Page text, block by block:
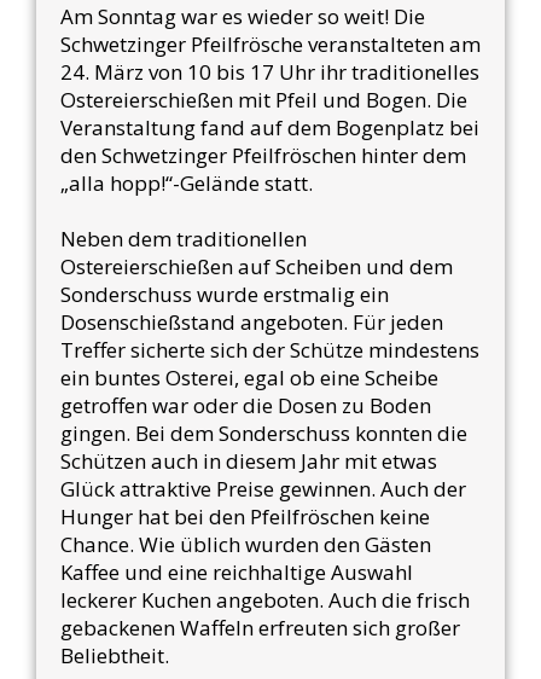
Am Sonntag war es wieder so weit! Die
Schwetzinger Pfeilfrösche veranstalteten am
24. März von 10 bis 17 Uhr ihr traditionelles
Ostereierschießen mit Pfeil und Bogen. Die
Veranstaltung fand auf dem Bogenplatz bei
den Schwetzinger Pfeilfröschen hinter dem
„alla hopp!“-Gelände statt.
Neben dem traditionellen
Ostereierschießen auf Scheiben und dem
Sonderschuss wurde erstmalig ein
Dosenschießstand angeboten. Für jeden
Treffer sicherte sich der Schütze mindestens
ein buntes Osterei, egal ob eine Scheibe
getroffen war oder die Dosen zu Boden
gingen. Bei dem Sonderschuss konnten die
Schützen auch in diesem Jahr mit etwas
Glück attraktive Preise gewinnen. Auch der
Hunger hat bei den Pfeilfröschen keine
Chance. Wie üblich wurden den Gästen
Kaffee und eine reichhaltige Auswahl
leckerer Kuchen angeboten. Auch die frisch
gebackenen Waffeln erfreuten sich großer
Beliebtheit.